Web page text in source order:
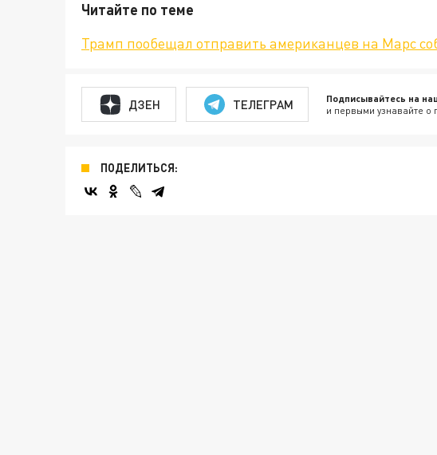
Читайте по теме
Трамп пообещал отправить американцев на Марс
ДЗЕН ТЕЛЕГРАМ Подписывайтесь на
и первыми узнавайте о
ПОДЕЛИТЬСЯ: